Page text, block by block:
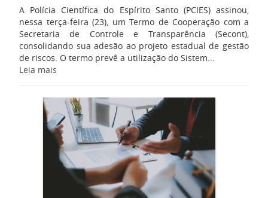
A Polícia Científica do Espírito Santo (PCIES) assinou,
nessa terça-feira (23), um Termo de Cooperação com a
Secretaria de Controle e Transparência (Secont),
consolidando sua adesão ao projeto estadual de gestão
de riscos. O termo prevê a utilização do Sistem...
Leia mais